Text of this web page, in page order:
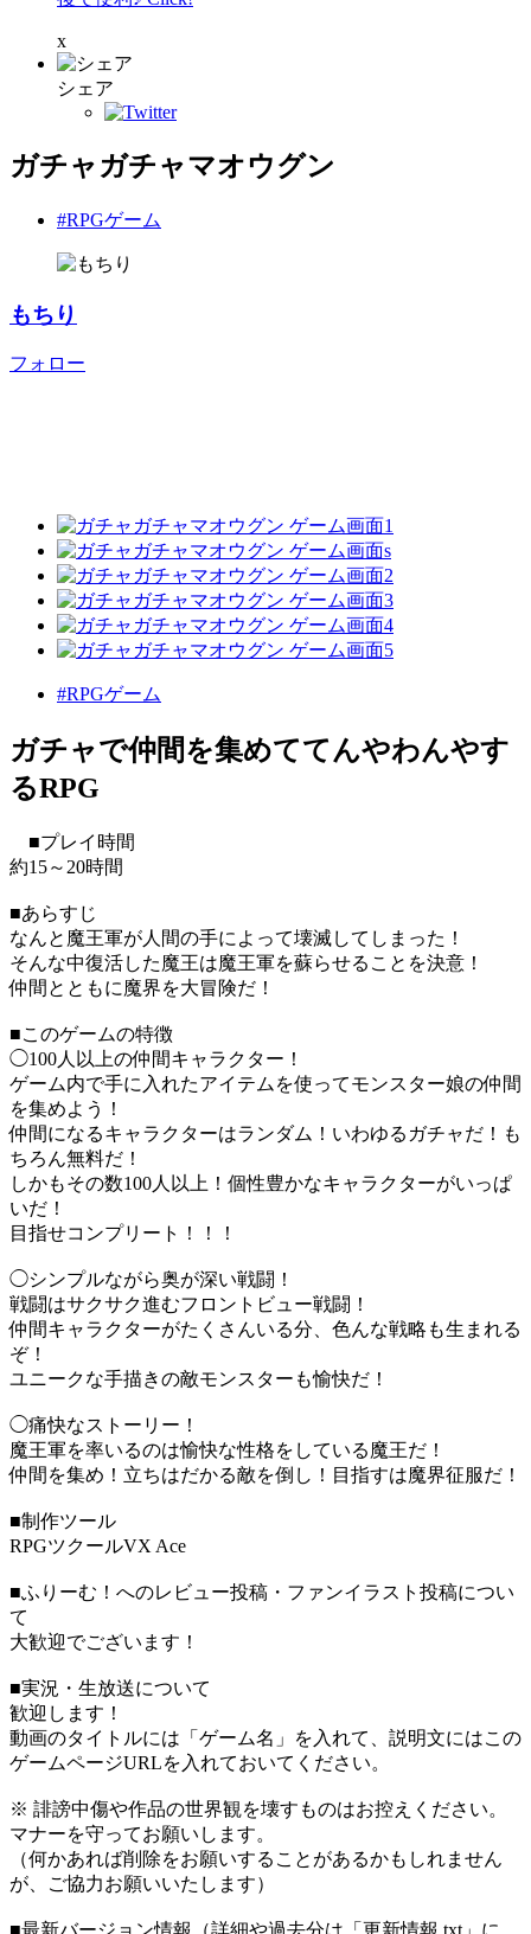
x
シェア
ガチャガチャマオウグン
#RPGゲーム
もちり
フォロー
#RPGゲーム
ガチャで仲間を集めててんやわんやす
るRPG
■プレイ時間
約15～20時間
■あらすじ
なんと魔王軍が人間の手によって壊滅してしまった！
そんな中復活した魔王は魔王軍を蘇らせることを決意！
仲間とともに魔界を大冒険だ！
■このゲームの特徴
◯100人以上の仲間キャラクター！
ゲーム内で手に入れたアイテムを使ってモンスター娘の仲間
を集めよう！
仲間になるキャラクターはランダム！いわゆるガチャだ！も
ちろん無料だ！
しかもその数100人以上！個性豊かなキャラクターがいっぱ
いだ！
目指せコンプリート！！！
◯シンプルながら奥が深い戦闘！
戦闘はサクサク進むフロントビュー戦闘！
仲間キャラクターがたくさんいる分、色んな戦略も生まれる
ぞ！
ユニークな手描きの敵モンスターも愉快だ！
◯痛快なストーリー！
魔王軍を率いるのは愉快な性格をしている魔王だ！
仲間を集め！立ちはだかる敵を倒し！目指すは魔界征服だ！
■制作ツール
RPGツクールVX Ace
■ふりーむ！へのレビュー投稿・ファンイラスト投稿につい
て
大歓迎でございます！
■実況・生放送について
歓迎します！
動画のタイトルには「ゲーム名」を入れて、説明文にはこの
ゲームページURLを入れておいてください。
※ 誹謗中傷や作品の世界観を壊すものはお控えください。
マナーを守ってお願いします。
（何かあれば削除をお願いすることがあるかもしれません
が、ご協力お願いいたします）
■最新バージョン情報（詳細や過去分は「更新情報.txt」に